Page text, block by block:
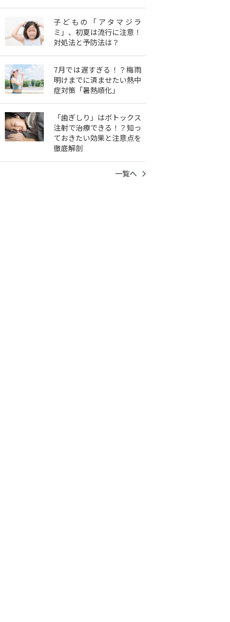
子どもの「アタマジラ
ミ」、初夏は流行に注意！
対処法と予防法は？
7月では遅すぎる！？梅雨
明けまでに済ませたい熱中
症対策「暑熱順化」
「歯ぎしり」はボトックス
注射で治療できる！？知っ
ておきたい効果と注意点を
徹底解剖
一覧へ